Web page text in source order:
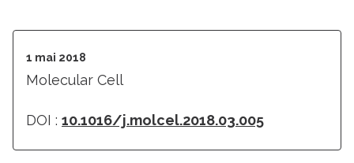
1 mai 2018
Molecular Cell
DOI : 10.1016/j.molcel.2018.03.005